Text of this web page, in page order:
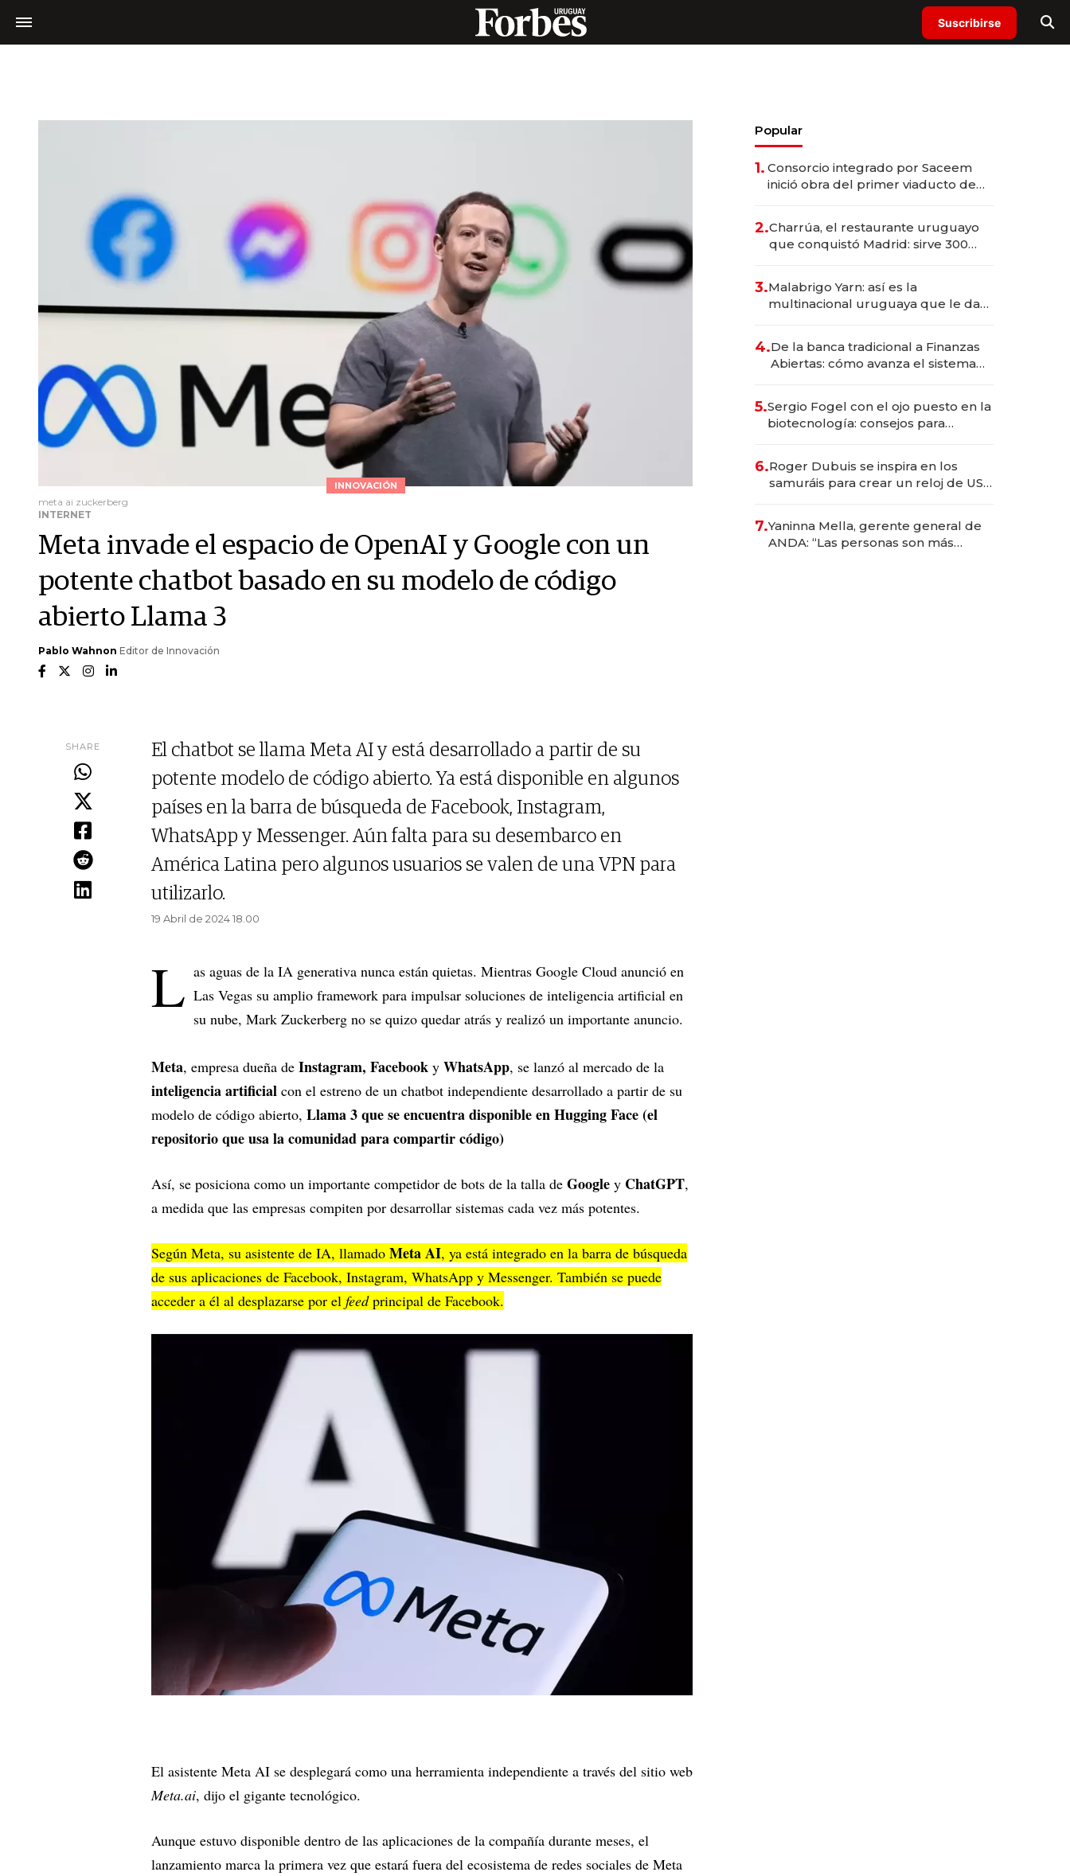
Suscribirse
INNOVACIÓN
meta ai zuckerberg
INTERNET
Meta invade el espacio de OpenAI y Google con un
potente chatbot basado en su modelo de código
abierto Llama 3
Pablo Wahnon Editor de Innovación
SHARE
El chatbot se llama Meta AI y está desarrollado a partir de su
potente modelo de código abierto. Ya está disponible en algunos
países en la barra de búsqueda de Facebook, Instagram,
WhatsApp y Messenger. Aún falta para su desembarco en
América Latina pero algunos usuarios se valen de una VPN para
utilizarlo.
19 Abril de 2024 18.00
L as aguas de la IA generativa nunca están quietas. Mientras Google Cloud anunció en
Las Vegas su amplio framework para impulsar soluciones de inteligencia artificial en
su nube, Mark Zuckerberg no se quizo quedar atrás y realizó un importante anuncio.
Meta, empresa dueña de Instagram, Facebook y WhatsApp, se lanzó al mercado de la
inteligencia artificial con el estreno de un chatbot independiente desarrollado a partir de su
modelo de código abierto, Llama 3 que se encuentra disponible en Hugging Face (el
repositorio que usa la comunidad para compartir código)
Así, se posiciona como un importante competidor de bots de la talla de Google y ChatGPT,
a medida que las empresas compiten por desarrollar sistemas cada vez más potentes.
Según Meta, su asistente de IA, llamado Meta AI, ya está integrado en la barra de búsqueda
de sus aplicaciones de Facebook, Instagram, WhatsApp y Messenger. También se puede
acceder a él al desplazarse por el feedprincipal de Facebook.
El asistente Meta AI se desplegará como una herramienta independiente a través del sitio web
Meta.ai, dijo el gigante tecnológico.
Aunque estuvo disponible dentro de las aplicaciones de la compañía durante meses, el
lanzamiento marca la primera vez que estará fuera del ecosistema de redes sociales de Meta
Popular
1. Consorcio integrado por Saceem
inició obra del primer viaducto de
millones
2.Charrúa, el restaurante uruguayo
que conquistó Madrid: sirve 300
prepara apertura
3.Malabrigo Yarn: así es la
multinacional uruguaya que le da
4.De la banca tradicional a Finanzas
Abiertas: cómo avanza el sistema
5.Sergio Fogel con el ojo puesto en la
biotecnología: consejos para
6.Roger Dubuis se inspira en los
samuráis para crear un reloj de US$
7.Yaninna Mella, gerente general de
ANDA: “Las personas son más